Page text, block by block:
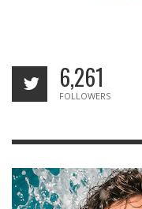
6,261
FOLLOWERS